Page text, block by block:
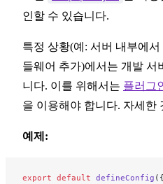
인할 수 있습니다.
특정 상황(예: 서버 내부에서
들웨어 추가)에서는 개발 서
니다. 이를 위해서는 플러그
을 이용해야 합니다. 자세한
예제:
export default defineConfig ({